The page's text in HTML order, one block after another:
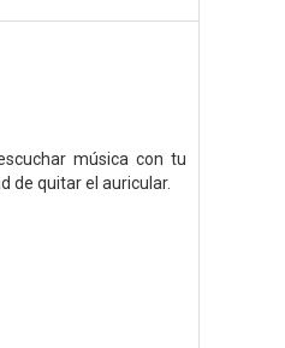
música con tu
de quitar el auricular.